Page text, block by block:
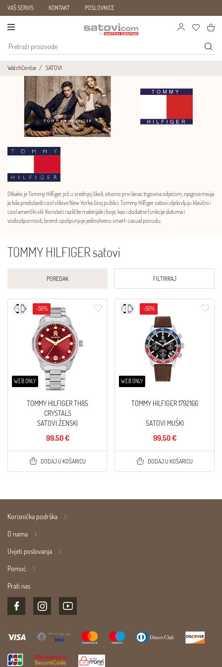
VAŠ SERVIS KONTAKT POSLOVNICE
WatchCentar SATOVI
Otkako je Tommy Hilfiger, još u srednjoj školi, otvorio prvi lanac trgovina odjećom, njegova misija
je bila predstaviti cool stilove New Yorka široj publici. Tommy Hilfiger satovi utjelovljuju klasični i
cool američki stil. Koristeći različite materijale i boje, kao i dodatne funkcije datuma i
vodootpornosti, brend upotpunjuje jedinstvenu smart-casual ponudu.
TOMMY HILFIGER satovi
POREDAK FILTRIRAJ
WEB ONLY
-50%
TOMMY HILFIGER TH85
CRYSTALS
SATOVI ŽENSKI
99,50 €
DODAJ U KOŠARICU
WEB ONLY
-50%
TOMMY HILFIGER 1792166
SATOVI MUŠKI
99,50 €
DODAJ U KOŠARICU
Korisnička podrška
O nama
Uvjeti poslovanja
Pomoć
Prati nas